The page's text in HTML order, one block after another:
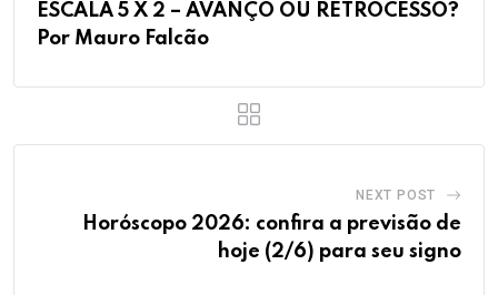
ESCALA 5 X 2 – AVANÇO OU RETROCESSO?
Por Mauro Falcão
NEXT POST
Horóscopo 2026: confira a previsão de
hoje (2/6) para seu signo